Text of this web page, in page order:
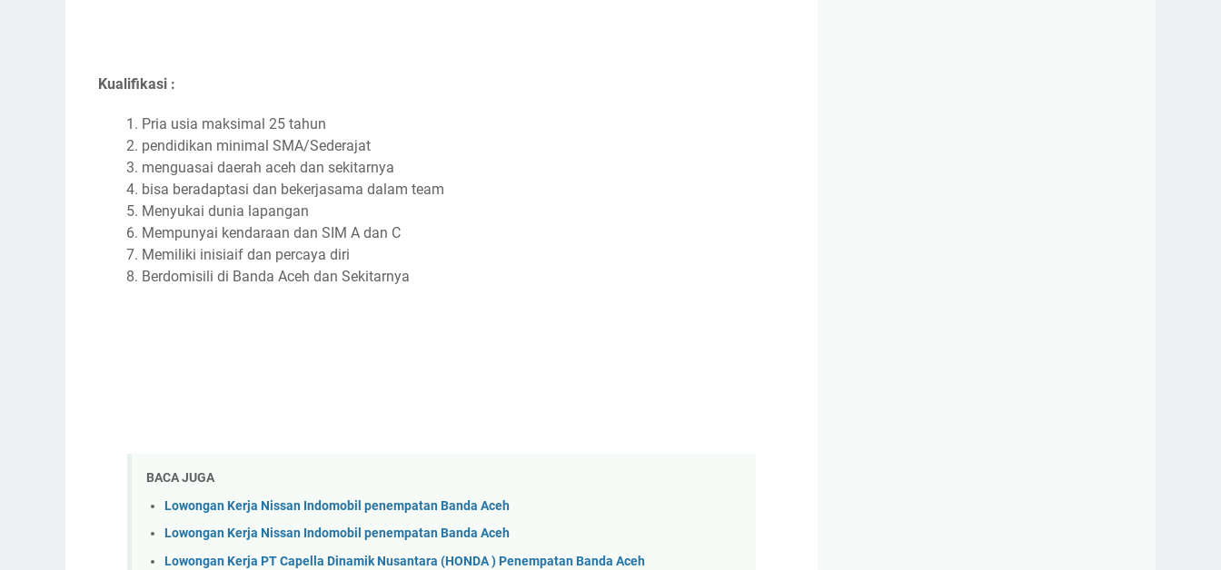
Kualifikasi :
Pria usia maksimal 25 tahun
pendidikan minimal SMA/Sederajat
menguasai daerah aceh dan sekitarnya
bisa beradaptasi dan bekerjasama dalam team
Menyukai dunia lapangan
Mempunyai kendaraan dan SIM A dan C
Memiliki inisiaif dan percaya diri
Berdomisili di Banda Aceh dan Sekitarnya
BACA JUGA
Lowongan Kerja Nissan Indomobil penempatan Banda Aceh
Lowongan Kerja Nissan Indomobil penempatan Banda Aceh
Lowongan Kerja PT Capella Dinamik Nusantara (HONDA ) Penempatan Banda Aceh